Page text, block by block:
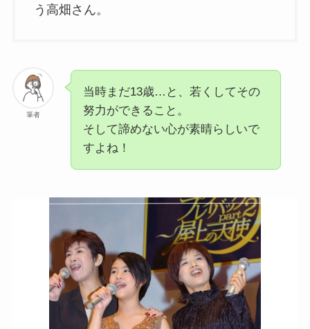
う高畑さん。
筆者
当時まだ13歳…と、若くしてその
努力ができること。
そして諦めない心が素晴らしいで
すよね！